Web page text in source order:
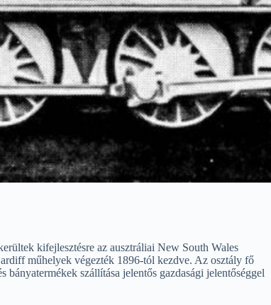
kifejlesztésre az ausztráliai New South Wales
műhelyek végezték 1896-tól kezdve. Az osztály fő
szállítása jelentős gazdasági jelentőséggel